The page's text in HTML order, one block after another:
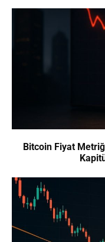
Bitcoin Fiyat